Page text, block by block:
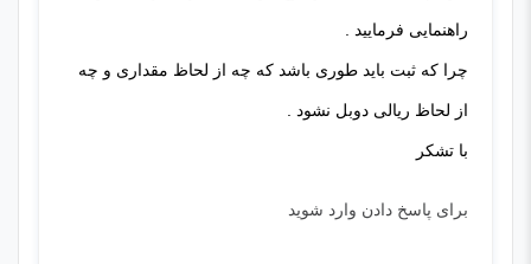
راهنمایی فرمایید .
چرا که ثبت باید طوری باشد که چه از لحاظ مقداری و چه
از لحاظ ریالی دوبل نشود .
با تشکر
برای پاسخ دادن وارد شوید